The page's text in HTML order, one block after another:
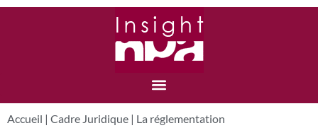
Accueil | Cadre Juridique | La réglementation